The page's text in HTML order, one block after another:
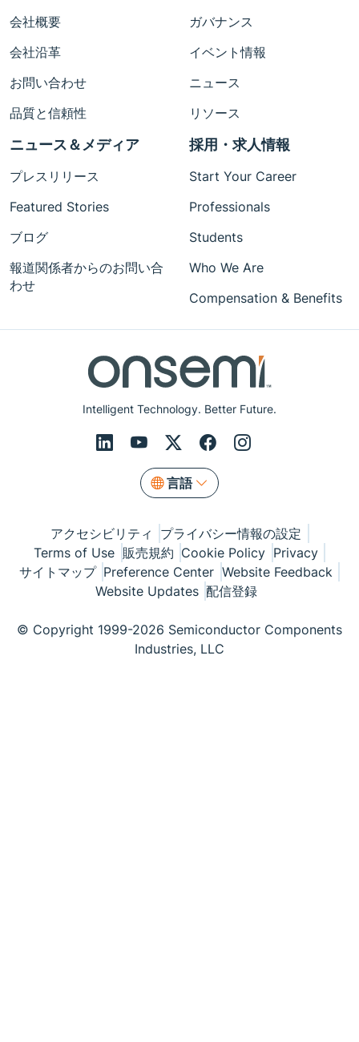
Intelligent Technology. Better Future.
言語
会社概要
会社沿革
お問い合わせ
品質と信頼性
ガバナンス
イベント情報
ニュース
リソース
ニュース＆メディア
プレスリリース
Featured Stories
ブログ
報道関係者からのお問い合
わせ
採用・求人情報
Start Your Career
Professionals
Students
Who We Are
Compensation & Benefits
アクセシビリティ
プライバシー情報の設定
Terms of Use 販売規約 Cookie Policy Privacy
サイトマップ Preference Center Website Feedback
Website Updates 配信登録
© Copyright 1999-2026 Semiconductor Components
Industries, LLC